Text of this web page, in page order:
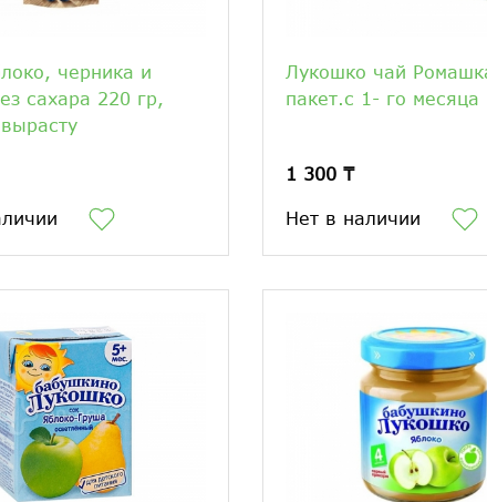
черника и
сахара 220 гр,
Лукошко чай
пакет.с 1- го месяца
1 300 ₸
Нет в наличии